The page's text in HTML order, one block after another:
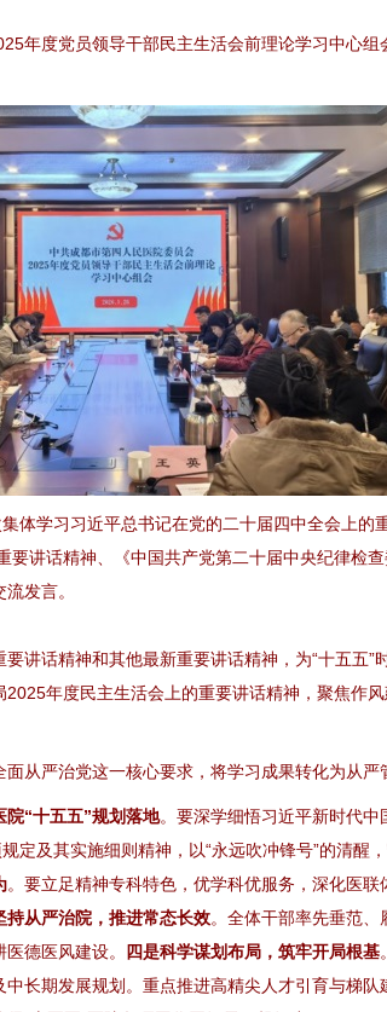
度党员领导干部民主生活会前理论学习中心组
学习习近平总书记在党的二十届四中全会上的
讲话精神、《中国共产党第二十届中央纪律检
发言。
话精神和其他最新重要讲话精神，为“十五五”
年度民主生活会上的重要讲话精神，聚焦作
严治党这一核心要求，将学习成果转化为从严
“十五五”规划落地。要深学细悟习近平新时代
定及其实施细则精神，以“永远吹冲锋号”的清醒
。要立足精神专科特色，优学科优服务，深化医
持从严治院，推进常态长效。全体干部率先垂范
德医风建设。
四是科学谋划布局，筑牢开局根基
长期发展规划。重点推进高精尖人才引育与梯队